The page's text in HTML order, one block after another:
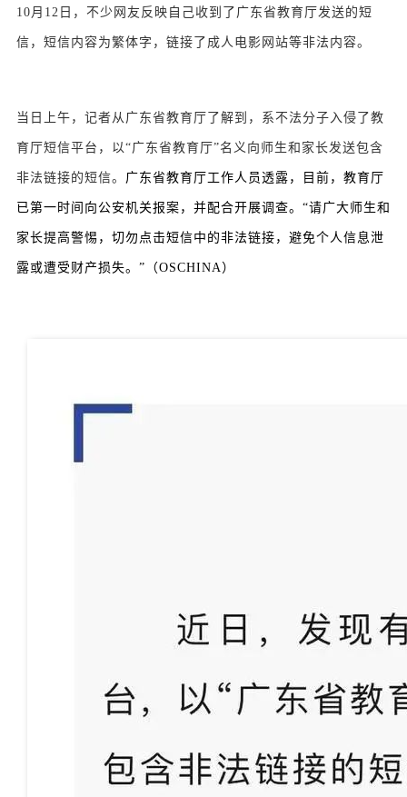
10月12日，不少网友反映自己收到了广东省教育厅发送的短
信，短信内容为繁体字，链接了成人电影网站等非法内容。
当日上午，记者从广东省教育厅了解到，系不法分子入侵了教
育厅短信平台，以“广东省教育厅”名义向师生和家长发送包含
非法链接的短信。 广东省教育厅工作人员透露，目前，教育厅
已第一时间向公安机关报案，并配合开展调查。“请广大师生和
家长提高警惕，切勿点击短信中的非法链接，避免个人信息泄
露或遭受财产损失。”（OSCHINA）